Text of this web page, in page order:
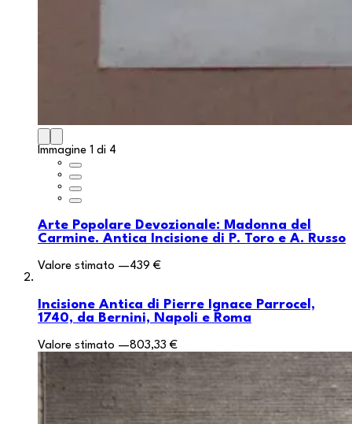
Immagine 1 di 4
Arte Popolare Devozionale: Madonna del
Carmine. Antica Incisione di P. Toro e A. Russo
Valore stimato —439 €
Incisione Antica di Pierre Ignace Parrocel,
1740, da Bernini, Napoli e Roma
Valore stimato —803,33 €